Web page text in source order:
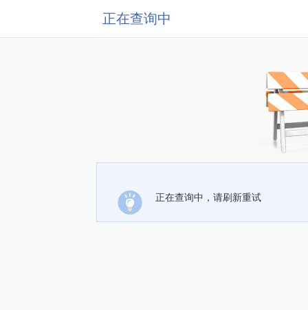
正在查询中
正在查询中，请刷新重试